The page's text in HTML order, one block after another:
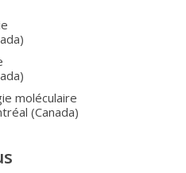
moléculaire
(Canada)